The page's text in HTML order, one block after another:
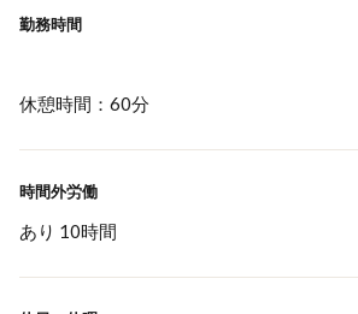
勤務時間
休憩時間：60分
時間外労働
あり 10時間